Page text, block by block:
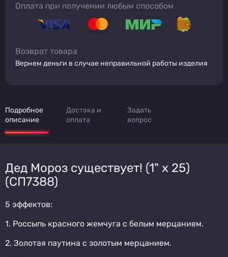
Оплата при получении любым способом
Возврат товара
Вернем деньги в случае неправильной работы изделия
Подробное
описание
Достака и
оплата
Задать
вопрос
Дед Мороз существует! (1" х 25)
(СП7388)
5 эффектов:
1. Россыпь красного жемчуга с белым мерцанием.
2. Золотая паутина с золотым мерцанием.